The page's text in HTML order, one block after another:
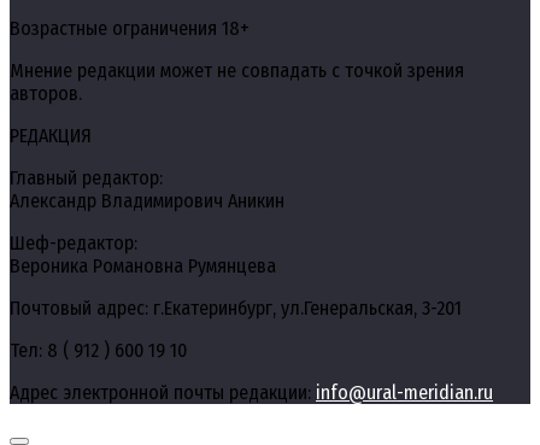
Возрастные ограничения 18+
Мнение редакции может не совпадать с точкой зрения
авторов.
РЕДАКЦИЯ
Главный редактор:
Александр Владимирович Аникин
Шеф-редактор:
Вероника Романовна Румянцева
Почтовый адрес: г.Екатеринбург, ул.Генеральская, 3-201
Тел: 8 ( 912 ) 600 19 10
Адрес электронной почты редакции: info@ural-meridian.ru